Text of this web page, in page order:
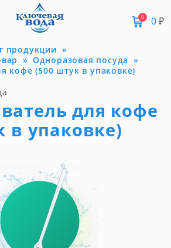
0 0₽
продукции
Одноразовая посуда
кофе (500 штук в упаковке)
для кофе
в упаковке)